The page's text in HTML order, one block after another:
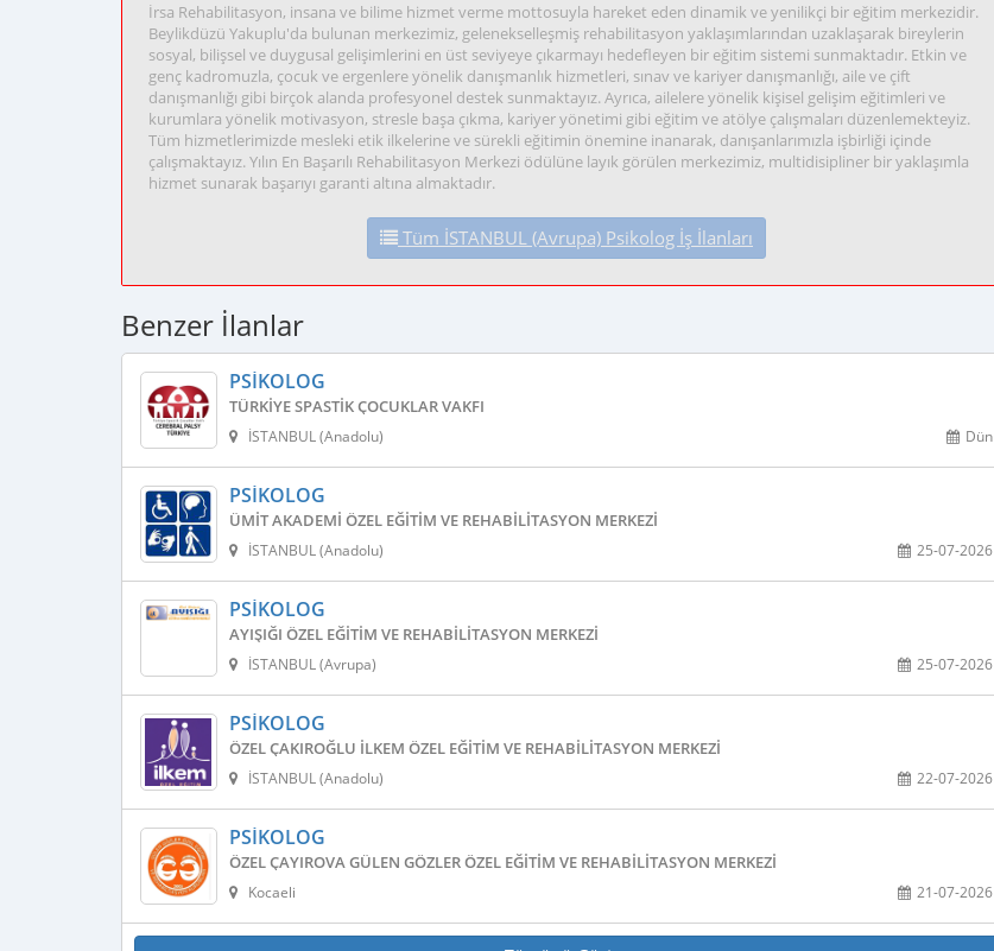
İrsa Rehabilitasyon, insana ve bilime hizmet verme mottosuyla hareket eden dinamik ve yenilikçi bir eğitim merkezidir.
Beylikdüzü Yakuplu'da bulunan merkezimiz, gelenekselleşmiş rehabilitasyon yaklaşımlarından uzaklaşarak bireylerin
sosyal, bilişsel ve duygusal gelişimlerini en üst seviyeye çıkarmayı hedefleyen bir eğitim sistemi sunmaktadır. Etkin ve
genç kadromuzla, çocuk ve ergenlere yönelik danışmanlık hizmetleri, sınav ve kariyer danışmanlığı, aile ve çift
danışmanlığı gibi birçok alanda profesyonel destek sunmaktayız. Ayrıca, ailelere yönelik kişisel gelişim eğitimleri ve
kurumlara yönelik motivasyon, stresle başa çıkma, kariyer yönetimi gibi eğitim ve atölye çalışmaları düzenlemekteyiz.
Tüm hizmetlerimizde mesleki etik ilkelerine ve sürekli eğitimin önemine inanarak, danışanlarımızla işbirliği içinde
çalışmaktayız. Yılın En Başarılı Rehabilitasyon Merkezi ödülüne layık görülen merkezimiz, multidisipliner bir yaklaşımla
hizmet sunarak başarıyı garanti altına almaktadır.
Tüm İSTANBUL (Avrupa) Psikolog İş İlanları
Benzer İlanlar
PSIKOLOG
TÜRKIYE SPASTIK ÇOCUKLAR VAKFI
Dün
İSTANBUL (Anadolu)
PSIKOLOG
ÜMIT AKADEMI ÖZEL EĞITIM VE REHABILITASYON MERKEZI
25-07-2026
İSTANBUL (Anadolu)
PSIKOLOG
AYIŞIĞI ÖZEL EĞITIM VE REHABILITASYON MERKEZI
25-07-2026
İSTANBUL (Avrupa)
PSIKOLOG
ÖZEL ÇAKIROĞLU İLKEM ÖZEL EĞITIM VE REHABILITASYON MERKEZI
22-07-2026
İSTANBUL (Anadolu)
PSIKOLOG
ÖZEL ÇAYIROVA GÜLEN GÖZLER ÖZEL EĞITIM VE REHABILITASYON MERKEZI
21-07-2026
Kocaeli